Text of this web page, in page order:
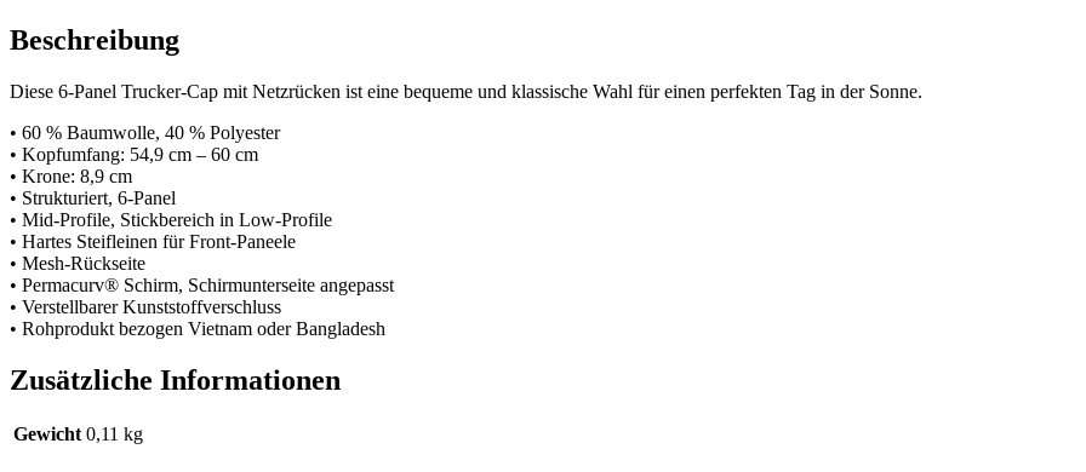
Weiß
Menge
Beschreibung
Diese 6-Panel Trucker-Cap mit Netzrücken ist eine bequeme und klassische Wahl für einen perfekten Tag in der Sonne.
• 60 % Baumwolle, 40 % Polyester
• Kopfumfang: 54,9 cm – 60 cm
• Krone: 8,9 cm
• Strukturiert, 6-Panel
• Mid-Profile, Stickbereich in Low-Profile
• Hartes Steifleinen für Front-Paneele
• Mesh-Rückseite
• Permacurv® Schirm, Schirmunterseite angepasst
• Verstellbarer Kunststoffverschluss
• Rohprodukt bezogen Vietnam oder Bangladesh
Zusätzliche Informationen
Gewicht 0,11 kg